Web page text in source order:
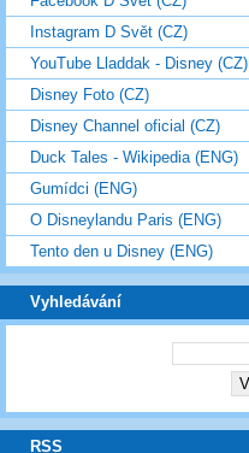
Instagram D Svět (CZ)
YouTube Lladdak - Disney (CZ)
Disney Foto (CZ)
Disney Channel oficial (CZ)
Duck Tales - Wikipedia (ENG)
Gumídci (ENG)
O Disneylandu Paris (ENG)
Tento den u Disney (ENG)
Vyhledávání
RSS